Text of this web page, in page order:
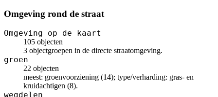
Omgeving rond de straat
Omgeving op de kaart
105 objecten
3 objectgroepen in de directe straatomgeving.
groen
22 objecten
meest: groenvoorziening (14); type/verharding: gras- en
kruidachtigen (8).
wegdelen